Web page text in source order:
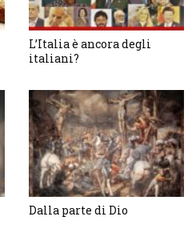
L’Italia è ancora degli
italiani?
Dalla parte di Dio